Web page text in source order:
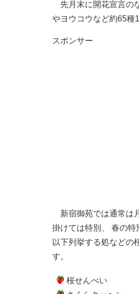
先月末に開花宣言の
やヨウコウなど約65種
スポンサー
新宿御苑では通常は
掛けては特別、 春の
以下列挙する処などの
す。
桜せんべい